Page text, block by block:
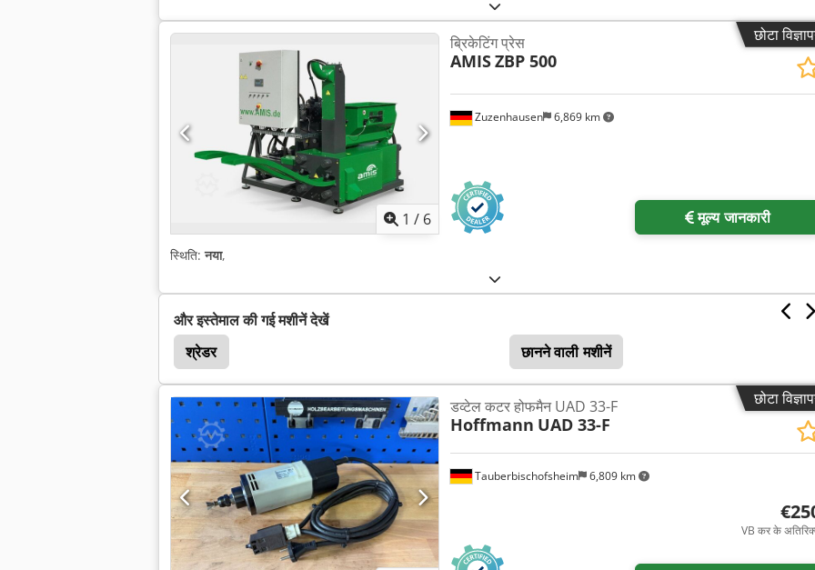
छोटा
1 / 6
Zuzenhausen 6,869 km
ब्रिकेटिंग प्रेस
AMISZBP 500
मूल्य जानकारी
स्थिति:नया,
और इस्तेमाल की गई मशीनें देखें
श्रेडर
छानने वाली मशीनें
छोटा
अधिक
Tauberbischofsheim 6,809 km
डव्टेल कटर होफमैन UAD 33-F
Hoffmann UAD 33-F
VB कर के